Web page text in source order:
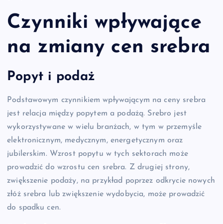
Czynniki wpływające
na zmiany cen srebra
Popyt i podaż
Podstawowym czynnikiem wpływającym na ceny srebra
jest relacja między popytem a podażą. Srebro jest
wykorzystywane w wielu branżach, w tym w przemyśle
elektronicznym, medycznym, energetycznym oraz
jubilerskim. Wzrost popytu w tych sektorach może
prowadzić do wzrostu cen srebra. Z drugiej strony,
zwiększenie podaży, na przykład poprzez odkrycie nowych
złóż srebra lub zwiększenie wydobycia, może prowadzić
do spadku cen.